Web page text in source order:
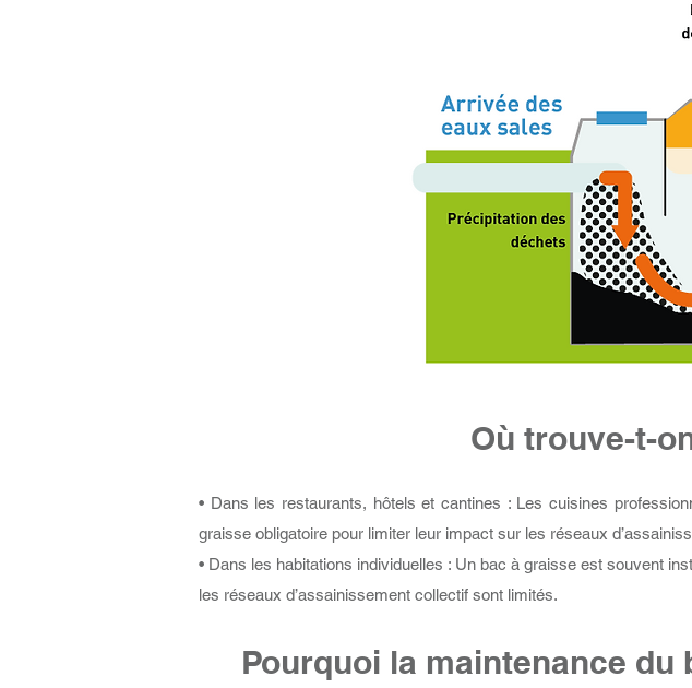
Où trouve-t-
• Dans les restaurants, hôtels et cantines : Les cuisines
graisse obligatoire pour limiter leur impact sur les réseaux
• Dans les habitations individuelles : Un bac à graisse est souvent
les réseaux d’assainissement collectif sont limités.
Pourquoi la maintenance